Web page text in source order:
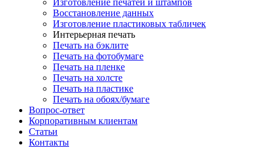
Восстановление данных
Изготовление пластиковых табличек
Интерьерная печать
Печать на бэклите
Печать на фотобумаге
Печать на пленке
Печать на холсте
Печать на пластике
Печать на обоях/бумаге
Вопрос-ответ
Корпоративным клиентам
Статьи
Контакты